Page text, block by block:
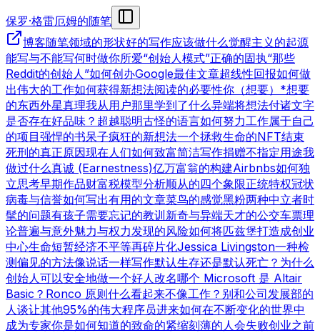
保罗·格雷厄姆的随笔
博客随笔领域的形状好的写作应该做什么觉醒主义的起源
能写与不能写何时做你所爱“创始人模式”正确的固执“那些
Reddit的创始人”如何创办Google最佳文章超线性回报如何做
出伟大的工作如何获得新想法阅读的必要性你（想要）*想要
的东西外星真理我从用户那里学到了什么异端将想法付诸文字
是否存在好品味？ 超越聪明古怪的语言如何努力工作属于自己
的项目强悍的书呆子疯狂的新想法一个拯救生命的NFT结束
死刑的真正原因现在人们如何致富简洁写作捐赠不指定用途我
做过什么真诚 (Earnestness)亿万富翁的构建Airbnbs如何独
立思考早期作品财富税模型分析顺从的四个象限正统特权冠状
病毒与信誉如何写出有用的文章菜鸟的感觉黑粉两种中立者时
髦的问题有孩子需要忘记的教训 新奇与异端天才的公交车票理
论普遍与意外魅力与权力发现的风险如何将匹兹堡打造成创业
中心生命短暂经济不平等再碎片化Jessica Livingston一种检
测偏见的方法像说话一样写作默认生存还是默认死亡？ 为什么
创始人可以安全地做一个好人改名哪个 Microsoft 是 Altair
Basic？ Ronco 原则什么看起来不像工作？ 别和公司发展部的
人谈让其他95%的伟大程序员进来如何在不断变化的世界中
成为专家你是如何知道的致命的紧缩刻薄的人会失败创业之前